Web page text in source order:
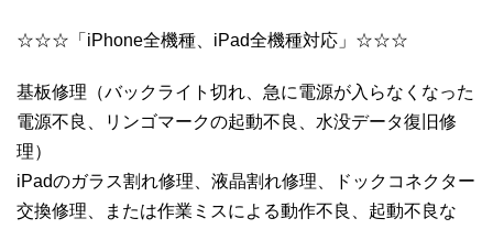
☆☆☆「iPhone全機種、iPad全機種対応」☆☆☆
基板修理（バックライト切れ、急に電源が入らなくなった
電源不良、リンゴマークの起動不良、水没データ復旧修
理）
iPadのガラス割れ修理、液晶割れ修理、ドックコネクター
交換修理、または作業ミスによる動作不良、起動不良な